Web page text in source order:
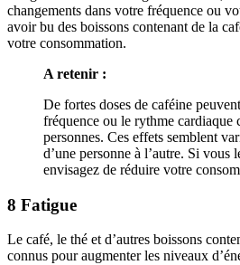
changements dans votre fréquence ou
avoir bu des boissons contenant de la
votre consommation.
A retenir :
De fortes doses de caféine
fréquence ou le rythme cardiaque
personnes. Ces effets semblent
d’une personne à l’autre. Si vous
envisagez de réduire votre
8 Fatigue
Le café, le thé et d’autres boissons
connus pour augmenter les niveaux